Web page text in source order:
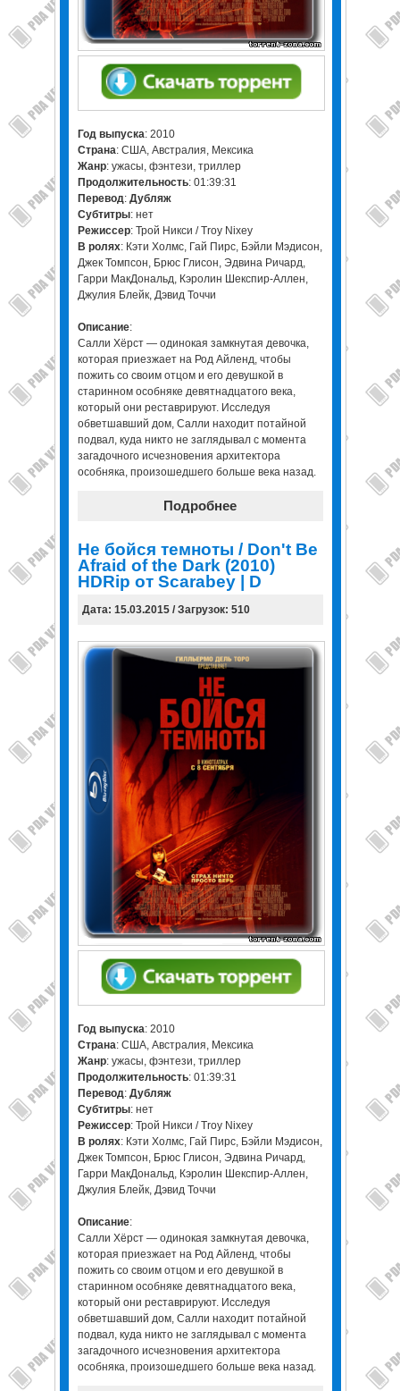
Год выпуска: 2010
Страна: США, Австралия, Мексика
Жанр: ужасы, фэнтези, триллер
Продолжительность: 01:39:31
Перевод: Дубляж
Субтитры: нет
Режиссер: Трой Никси / Troy Nixey
В ролях: Кэти Холмс, Гай Пирс, Бэйли Мэдисон,
Джек Томпсон, Брюс Глисон, Эдвина Ричард,
Гарри МакДональд, Кэролин Шекспир-Аллен,
Джулия Блейк, Дэвид Точчи
Описание:
Салли Хёрст — одинокая замкнутая девочка,
которая приезжает на Род Айленд, чтобы
пожить со своим отцом и его девушкой в
старинном особняке девятнадцатого века,
который они реставрируют. Исследуя
обветшавший дом, Салли находит потайной
подвал, куда никто не заглядывал с момента
загадочного исчезновения архитектора
особняка, произошедшего больше века назад.
Подробнее
Не бойся темноты / Don't Be
Afraid of the Dark (2010)
HDRip от Scarabey | D
Дата: 15.03.2015 / Загрузок: 510
Год выпуска: 2010
Страна: США, Австралия, Мексика
Жанр: ужасы, фэнтези, триллер
Продолжительность: 01:39:31
Перевод: Дубляж
Субтитры: нет
Режиссер: Трой Никси / Troy Nixey
В ролях: Кэти Холмс, Гай Пирс, Бэйли Мэдисон,
Джек Томпсон, Брюс Глисон, Эдвина Ричард,
Гарри МакДональд, Кэролин Шекспир-Аллен,
Джулия Блейк, Дэвид Точчи
Описание:
Салли Хёрст — одинокая замкнутая девочка,
которая приезжает на Род Айленд, чтобы
пожить со своим отцом и его девушкой в
старинном особняке девятнадцатого века,
который они реставрируют. Исследуя
обветшавший дом, Салли находит потайной
подвал, куда никто не заглядывал с момента
загадочного исчезновения архитектора
особняка, произошедшего больше века назад.